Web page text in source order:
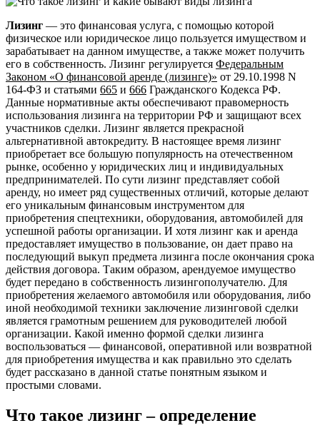
Лизинг — это финансовая услуга, с помощью которой
физическое или юридическое лицо пользуется имуществом и
зарабатывает на данном имуществе, а также может получить
его в собственность. Лизинг регулируется Федеральным
Законом «О финансовой аренде (лизинге)» от 29.10.1998 N
164-ФЗ и статьями 665 и 666 Гражданского Кодекса РФ.
Данные нормативные акты обеспечивают правомерность
использования лизинга на территории РФ и защищают всех
участников сделки. Лизинг является прекрасной
альтернативной автокредиту. В настоящее время лизинг
приобретает все большую популярность на отечественном
рынке, особенно у юридических лиц и индивидуальных
предпринимателей. По сути лизинг представляет собой
аренду, но имеет ряд существенных отличий, которые делают
его уникальным финансовым инструментом для
приобретения спецтехники, оборудования, автомобилей для
успешной работы организации. И хотя лизинг как и аренда
предоставляет имущество в пользование, он дает право на
последующий выкуп предмета лизинга после окончания срока
действия договора. Таким образом, арендуемое имущество
будет передано в собственность лизингополучателю. Для
приобретения желаемого автомобиля или оборудования, либо
иной необходимой техники заключение лизинговой сделки
является грамотным решением для руководителей любой
организации. Какой именно формой сделки лизинга
воспользоваться — финансовой, оперативной или возвратной
для приобретения имущества и как правильно это сделать
будет рассказано в данной статье понятным языком и
простыми словами.
Что такое лизинг – определение